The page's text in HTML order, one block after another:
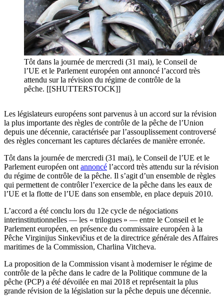
Tôt dans la journée de mercredi (31 mai), le Conseil de
l’UE et le Parlement européen ont annoncé l’accord très
attendu sur la révision du régime de contrôle de la
pêche. [[SHUTTERSTOCK]]
Les législateurs européens sont parvenus à un accord sur la révision
la plus importante des règles de contrôle de la pêche de l’Union
depuis une décennie, caractérisée par l’assouplissement controversé
des règles concernant les captures déclarées de manière erronée.
Tôt dans la journée de mercredi (31 mai), le Conseil de l’UE et le
Parlement européen ont annoncé l’accord très attendu sur la révision
du régime de contrôle de la pêche. Il s’agit d’un ensemble de règles
qui permettent de contrôler l’exercice de la pêche dans les eaux de
l’UE et la flotte de l’UE dans son ensemble, en place depuis 2010.
L’accord a été conclu lors du 12e cycle de négociations
interinstitutionnelles — les « trilogues » — entre le Conseil et le
Parlement européen, en présence du commissaire européen à la
Pêche Virginijus Sinkevičius et de la directrice générale des Affaires
maritimes de la Commission, Charlina Vitcheva.
La proposition de la Commission visant à moderniser le régime de
contrôle de la pêche dans le cadre de la Politique commune de la
pêche (PCP) a été dévoilée en mai 2018 et représentait la plus
grande révision de la législation sur la pêche depuis une décennie.